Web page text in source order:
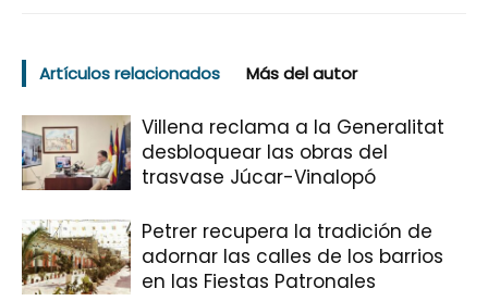
Artículos relacionados Más del autor
Villena reclama a la Generalitat
desbloquear las obras del
trasvase Júcar-Vinalopó
Petrer recupera la tradición de
adornar las calles de los barrios
en las Fiestas Patronales